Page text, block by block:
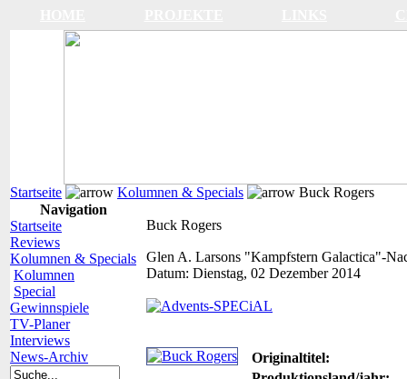
Startseite Kolumnen & Specials
Buck Rogers
Navigation
Startseite
Reviews
Kolumnen & Specials
Kolumnen
Special
Gewinnspiele
TV-Planer
Interviews
News-Archiv
Buck Rogers
Glen A. Larsons "Kampfstern Galactica"-
Datum: Dienstag, 02 Dezember 2014
Originaltitel: